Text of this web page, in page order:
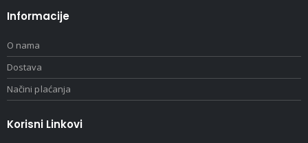
Informacije
O nama
Dostava
Načini plaćanja
Korisni Linkovi